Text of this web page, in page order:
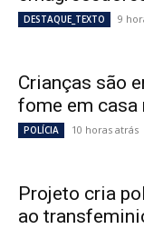
DESTAQUE_TEXTO 9
Crianças são
fome em casa
POLÍCIA 10 horas atrás
Projeto cria
ao